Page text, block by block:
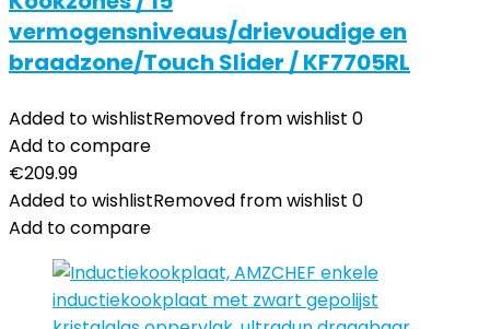
vermogensniveaus/drievoudige en
braadzone/Touch Slider / KF7705RL
Added to wishlistRemoved from wishlist 0
Add to compare
€209.99
Added to wishlistRemoved from wishlist 0
Add to compare